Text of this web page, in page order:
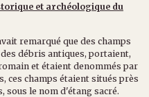
et archéologique du
remarqué que des champs
débris antiques, portaient,
et étaient denommés par
ces champs étaient situés près
sous le nom d'étang sacré.